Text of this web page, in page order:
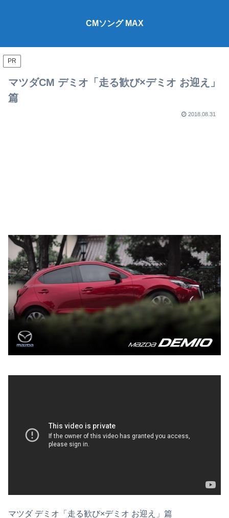
CMソング MAX
PR
マツダCM デミオ「走る歓び×デミオ お迎え」
篇
2018.08.31
マツダ デミオ「走る歓び×デミオ お迎え」篇